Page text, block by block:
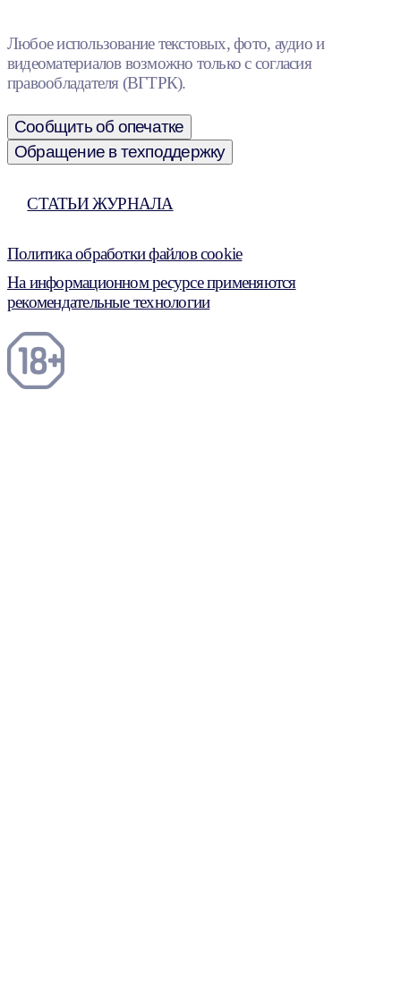
Любое использование текстовых, фото, аудио и
видеоматериалов возможно только с согласия
правообладателя (ВГТРК).
Сообщить об опечатке
Обращение в техподдержку
СТАТЬИ ЖУРНАЛА
Политика обработки файлов cookie
На информационном ресурсе применяются
рекомендательные технологии